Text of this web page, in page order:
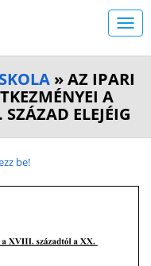
» AZ IPARI
A
ELEJÉIG
be!